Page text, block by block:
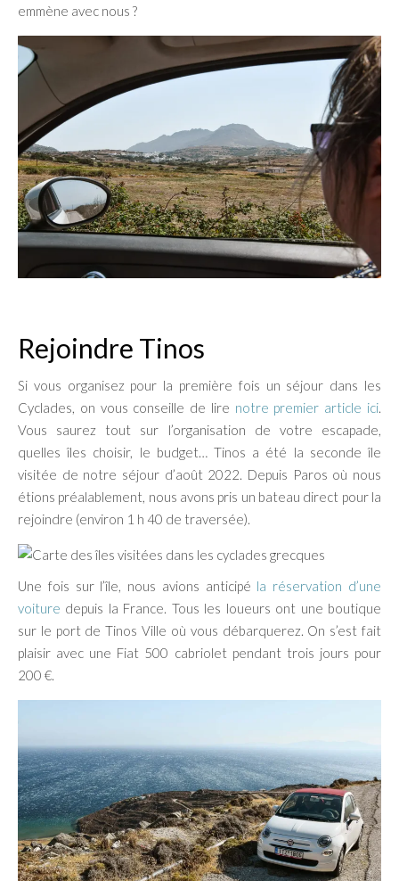
emmène avec nous ?
Rejoindre Tinos
Si vous organisez pour la première fois un séjour dans les
Cyclades, on vous conseille de lire notre premier article ici.
Vous saurez tout sur l’organisation de votre escapade,
quelles îles choisir, le budget… Tinos a été la seconde île
visitée de notre séjour d’août 2022. Depuis Paros où nous
étions préalablement, nous avons pris un bateau direct pour la
rejoindre (environ 1 h 40 de traversée).
Une fois sur l’île, nous avions anticipé la réservation d’une
voiture depuis la France. Tous les loueurs ont une boutique
sur le port de Tinos Ville où vous débarquerez. On s’est fait
plaisir avec une Fiat 500 cabriolet pendant trois jours pour
200 €.